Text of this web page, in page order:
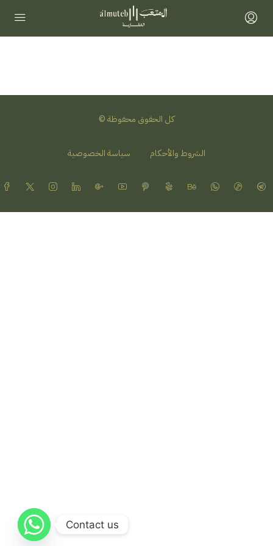
© كل الحقوق محفوظة
سياسة الخصوصية الشروط والأحكام
Contact us